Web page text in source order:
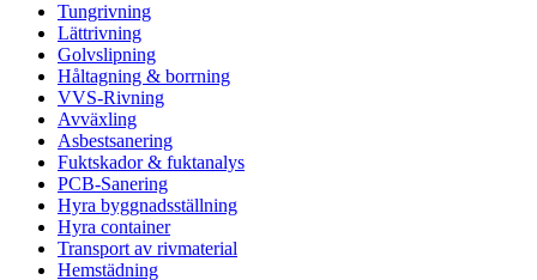
Tungrivning
Lättrivning
Golvslipning
Håltagning & borrning
VVS-Rivning
Avväxling
Asbestsanering
Fuktskador & fuktanalys
PCB-Sanering
Hyra byggnadsställning
Hyra container
Transport av rivmaterial
Hemstädning